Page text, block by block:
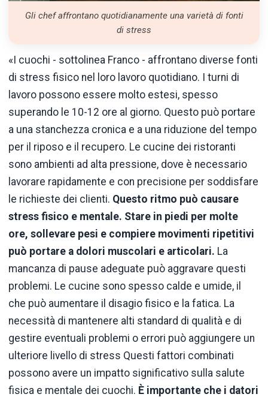
Gli chef affrontano quotidianamente una varietà di fonti
di stress
«I cuochi - sottolinea Franco - affrontano diverse fonti
di stress fisico nel loro lavoro quotidiano. I turni di
lavoro possono essere molto estesi, spesso
superando le 10-12 ore al giorno. Questo può portare
a una stanchezza cronica e a una riduzione del tempo
per il riposo e il recupero. Le cucine dei ristoranti
sono ambienti ad alta pressione, dove è necessario
lavorare rapidamente e con precisione per soddisfare
le richieste dei clienti. Questo ritmo può causare
stress fisico e mentale. Stare in piedi per molte
ore, sollevare pesi e compiere movimenti ripetitivi
può portare a dolori muscolari e articolari. La
mancanza di pause adeguate può aggravare questi
problemi. Le cucine sono spesso calde e umide, il
che può aumentare il disagio fisico e la fatica. La
necessità di mantenere alti standard di qualità e di
gestire eventuali problemi o errori può aggiungere un
ulteriore livello di stress Questi fattori combinati
possono avere un impatto significativo sulla salute
fisica e mentale dei cuochi. È importante che i datori